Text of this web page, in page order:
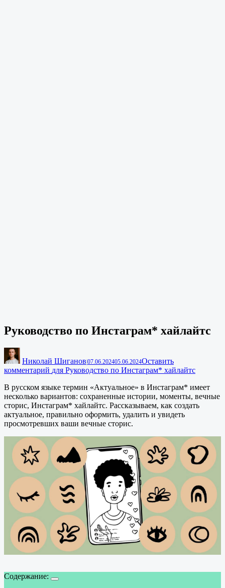
Руководство по Инстаграм* хайлайтс
Николай Шиганов|07.06.202405.06.2024Оставить
комментарий для Руководство по Инстаграм* хайлайтс
В русском языке термин «Актуальное» в Инстаграм* имеет
несколько вариантов: сохраненные истории, моменты, вечные
сторис, Инстаграм* хайлайтс. Рассказываем, как создать
актуальное, правильно оформить, удалить и увидеть
просмотревших ваши вечные сторис.
Содержание: